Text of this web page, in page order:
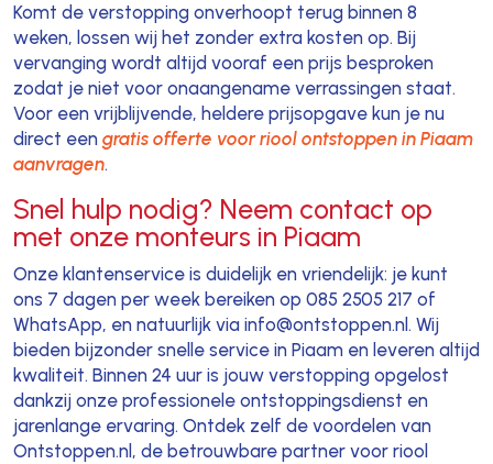
Komt de verstopping onverhoopt terug binnen 8
weken, lossen wij het zonder extra kosten op. Bij
vervanging wordt altijd vooraf een prijs besproken
zodat je niet voor onaangename verrassingen staat.
Voor een vrijblijvende, heldere prijsopgave kun je nu
direct een gratis offerte voor riool ontstoppen in Piaam
aanvragen.
Snel hulp nodig? Neem contact op
met onze monteurs in Piaam
Onze klantenservice is duidelijk en vriendelijk: je kunt
ons 7 dagen per week bereiken op 085 2505 217 of
WhatsApp, en natuurlijk via info@ontstoppen.nl. Wij
bieden bijzonder snelle service in Piaam en leveren altijd
kwaliteit. Binnen 24 uur is jouw verstopping opgelost
dankzij onze professionele ontstoppingsdienst en
jarenlange ervaring. Ontdek zelf de voordelen van
Ontstoppen.nl, de betrouwbare partner voor riool